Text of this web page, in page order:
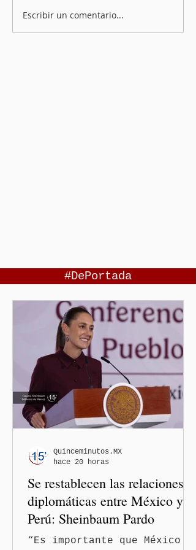
Escribir un comentario...
#DePortada
Se restablecen las relaciones
diplomáticas entre México y
Perú: Sheinbaum Pardo
“Es importante que México
Quinceminutos.MX
hace 20 horas